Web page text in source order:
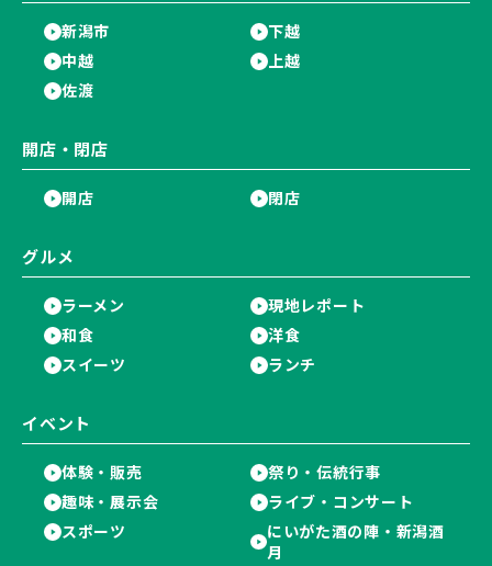
新潟市
下越
中越
上越
佐渡
開店・閉店
開店 閉店
グルメ
ラーメン
現地レポート
和食
洋食
スイーツ
ランチ
イベント
体験・販売
祭り・伝統行事
趣味・展示会
ライブ・コンサート
スポーツ
にいがた酒の陣・新潟酒
月